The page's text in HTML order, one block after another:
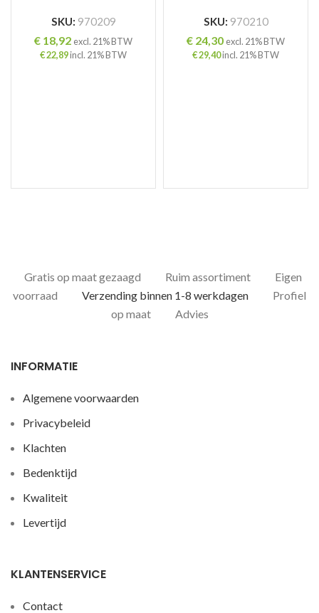
SKU: 970209
€ 18,92 excl. 21% BTW
€22,89incl. 21% BTW
SKU: 970210
€ 24,30 excl. 21% BTW
€29,40incl. 21% BTW
Gratis op maat gezaagd Ruim assortiment
Eigen
voorraad
Verzending binnen 1-8 werkdagen
Profiel
op maat
Advies
INFORMATIE
Algemene voorwaarden
Privacybeleid
Klachten
Bedenktijd
Kwaliteit
Levertijd
KLANTENSERVICE
Contact